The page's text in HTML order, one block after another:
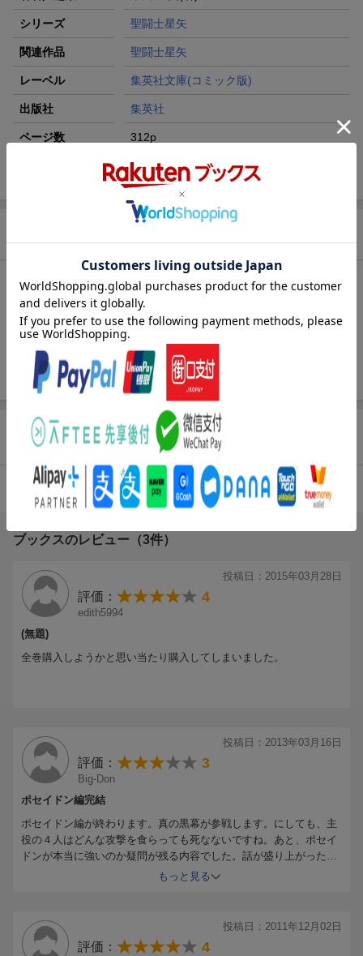
シリーズ 聖闘士星矢
関連作品 聖闘士星矢
レーベル 集英社文庫(コミック版)
出版社 集英社
ページ数 312p
9784086176590
内容紹介（JPROより）
悪戦苦闘ながらも、次々と柱と海将軍を倒してゆく星矢達だが、
すでに満身創痍。海皇ポセイドンとの闘いで、力尽きかけた時、
女神の大いなる愛が奇跡をもたらした…。ポセイドン編、遂に決
商品レビュー（4件）
総合評価： 4.00
ブックスのレビュー（3件）
投稿日：2015年03月28日
評価： 4
edith5994
(無題)
全巻購入しようかと思い当たり購入してしまいました。
投稿日：2013年03月16日
評価： 3
Big-Don
ポセイドン編完結
ポセイドン編が終わります。真の黒幕が参戦します。にしても、主
役の４人はどんな攻撃を食らっても死なないですね。あと、ポセイ
ドンが本当に強いのか疑問が残る内容でした。話が盛り上がっただ
もっと見る
投稿日：2011年12月02日
評価： 4